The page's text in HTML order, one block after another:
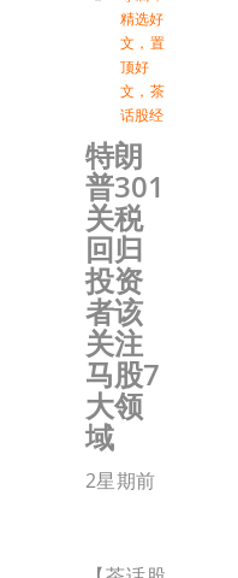
精选好
文 ， 置
顶好
文 ， 茶
话股经
特朗
普301
关税
回归
投资
者该
关注
马股7
大领
域
2星期前